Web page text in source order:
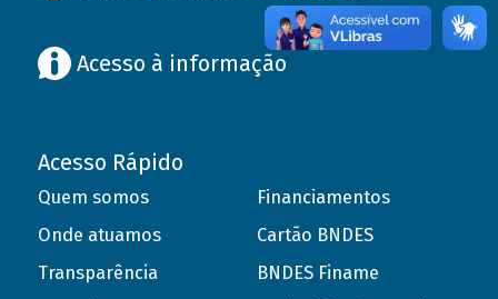
Acesso à informação
Acesso Rápido
Quem somos
Onde atuamos
Transparência
Financiamentos
Cartão BNDES
BNDES Finame